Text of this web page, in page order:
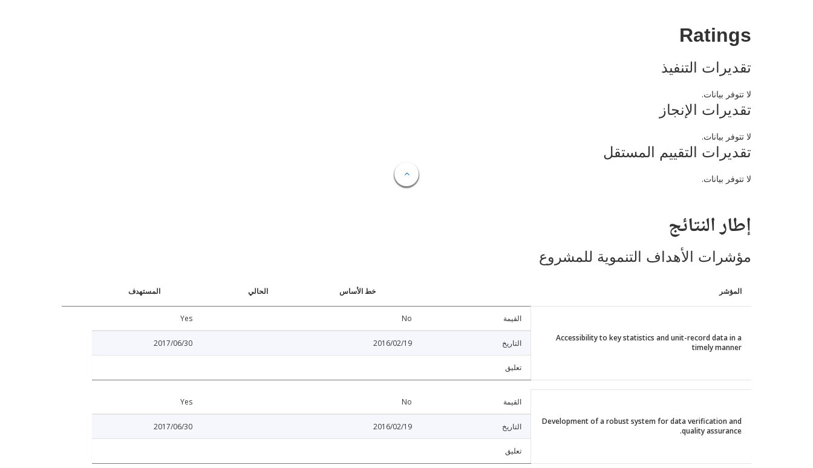
Ratings
تقديرات التنفيذ
لا تتوفر بيانات.
تقديرات الإنجاز
لا تتوفر بيانات.
تقديرات التقييم المستقل
لا تتوفر بيانات.
إطار النتائج
مؤشرات الأهداف التنموية للمشروع
المؤشر خط الأساس الحالي المستهدف
Accessibility to key statistics and unit-record data in a
timely manner
القيمة No
Yes
التاريخ 2016/02/19
2017/06/30
تعليق
Development of a robust system for data verification and
quality assurance.
القيمة No
Yes
التاريخ 2016/02/19
2017/06/30
تعليق